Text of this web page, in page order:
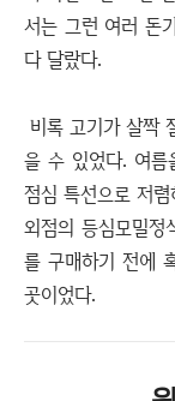
서는 그런 여러 돈
다 달랐다.
비록 고기가 살짝
을 수 있었다. 여름
점심 특선으로 저
외점의 등심모밀정
를 구매하기 전에
곳이었다.